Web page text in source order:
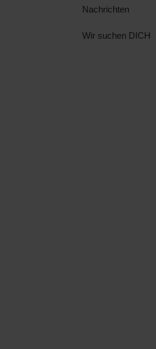
Nachrichten
Wir suchen DICH